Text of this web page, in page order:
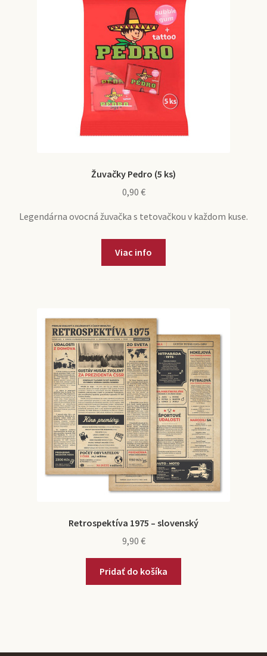
Žuvačky Pedro (5 ks)
0,90 €
Legendárna ovocná žuvačka s tetovačkou v každom kuse.
Viac info
Retrospektíva 1975 – slovenský
9,90 €
Pridať do košíka